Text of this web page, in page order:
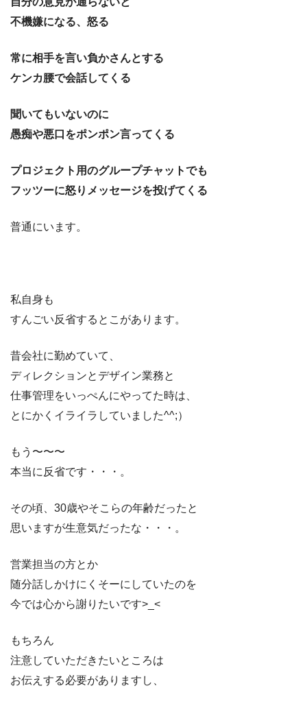
不機嫌になる、怒る
常に相手を言い負かさんとする
ケンカ腰で会話してくる
聞いてもいないのに
愚痴や悪口をポンポン言ってくる
プロジェクト用のグループチャットでも
フッツーに怒りメッセージを投げてくる
普通にいます。
私自身も
すんごい反省するとこがあります。
昔会社に勤めていて、
ディレクションとデザイン業務と
仕事管理をいっぺんにやってた時は、
とにかくイライラしていました^^;）
もう〜〜〜
本当に反省です・・・。
その頃、30歳やそこらの年齢だったと
思いますが生意気だったな・・・。
営業担当の方とか
随分話しかけにくそーにしていたのを
今では心から謝りたいです>_<
もちろん
注意していただきたいところは
お伝えする必要がありますし、